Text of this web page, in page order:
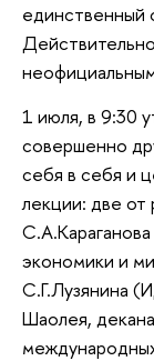
единственный
1 июля, в 9:30
совершенно
себя в себя и
лекции: две
экономики и
С.Г.Лузянина
Шаолея,